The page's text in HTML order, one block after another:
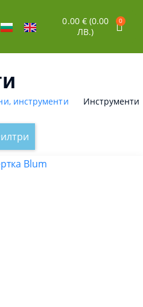
0.00 € (0.00
ЛВ.)
0
инструменти Инструменти